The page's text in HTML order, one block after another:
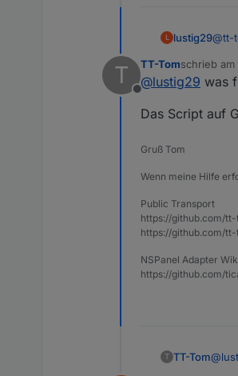
L lustig29@tt-
T
Offline
TT-Tomschrieb am
zuletzt
@lustig29 was
Das Script auf
Gruß Tom
Wenn meine Hilfe
Public Transport
https://github.com/
https://github.com/
NSPanel Adapter
https://github.com/
T TT-Tom@